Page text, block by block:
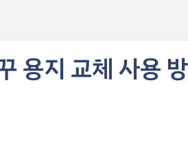
용지 교체 사용